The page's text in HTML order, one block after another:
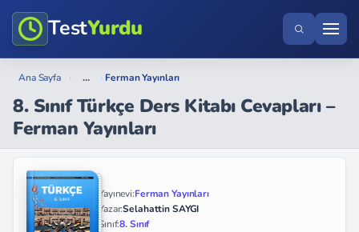
TestYurdu
Ana Sayfa › ... › Ferman Yayınları
8. Sınıf Türkçe Ders Kitabı Cevapları –
Ferman Yayınları
Yayınevi:Ferman Yayınları
Yazar:Selahattin SAYGI
Sınıf:8. Sınıf